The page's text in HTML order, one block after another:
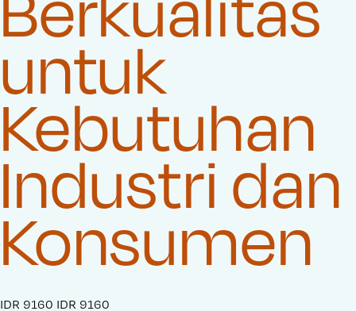
untuk
Kebutuhan
Industri dan
Konsumen
S
IDR 9160 O
IDR 9160